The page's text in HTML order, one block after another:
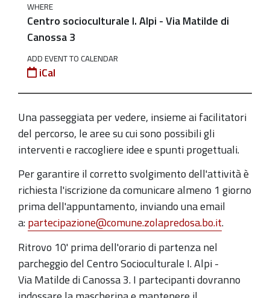
partecipAzione
Attiva
una
comunità
smart
2020-
25T18:00:00+02:00
2020-
06-
25T20:00:00+02:00
WHERE
Centro socioculturale I. Alpi - Via Matilde di
Canossa 3
ADD EVENT TO CALENDAR
iCal
Una passeggiata per vedere, insieme ai facilitatori
del percorso, le aree su cui sono possibili gli
interventi e raccogliere idee e spunti progettuali.
Per garantire il corretto svolgimento dell'attività è
richiesta l'iscrizione da comunicare almeno 1 giorno
prima dell'appuntamento, inviando una email
a:partecipazione@comune.zolapredosa.bo.it.
Ritrovo 10' prima dell'orario di partenza nel
parcheggio del Centro Socioculturale I. Alpi -
Via Matilde di Canossa 3. I partecipanti dovranno